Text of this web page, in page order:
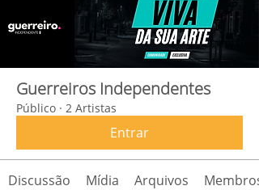
Guerreiros Independentes
Público · 2 Artistas
Entrar
Discussão Mídia Arquivos Membros